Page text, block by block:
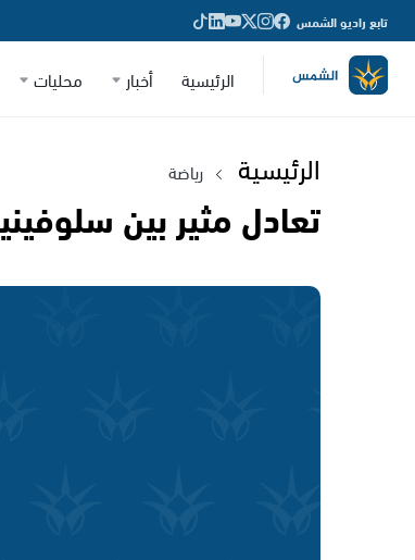
تابع راديو الشمس
الرئيسية أخبار محليات
الرئيسية رياضة
تعادل مثير بين